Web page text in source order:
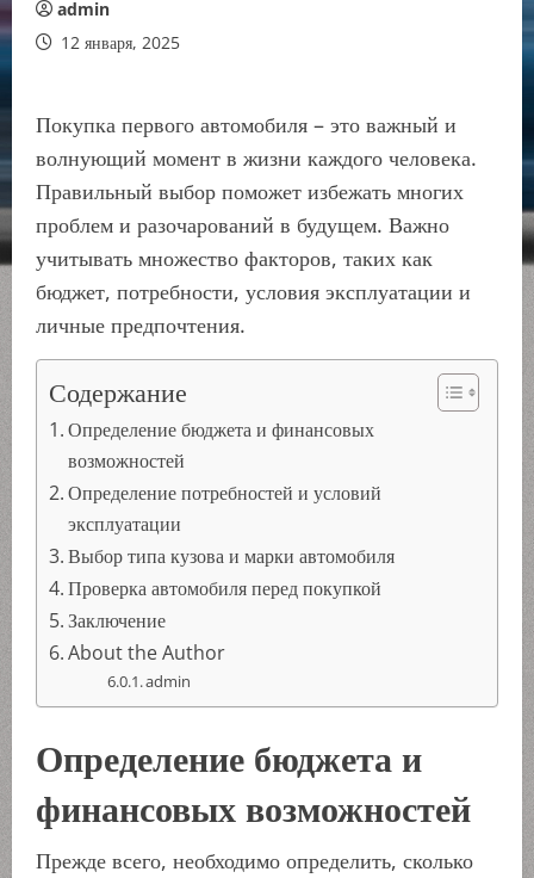
admin
12 января, 2025
Покупка первого автомобиля – это важный и
волнующий момент в жизни каждого человека.
Правильный выбор поможет избежать многих
проблем и разочарований в будущем. Важно
учитывать множество факторов, таких как
бюджет, потребности, условия эксплуатации и
личные предпочтения.
Содержание
Определение бюджета и финансовых
возможностей
Определение потребностей и условий
эксплуатации
Выбор типа кузова и марки автомобиля
Проверка автомобиля перед покупкой
Заключение
About the Author
admin
Определение бюджета и
финансовых возможностей
Прежде всего, необходимо определить, сколько